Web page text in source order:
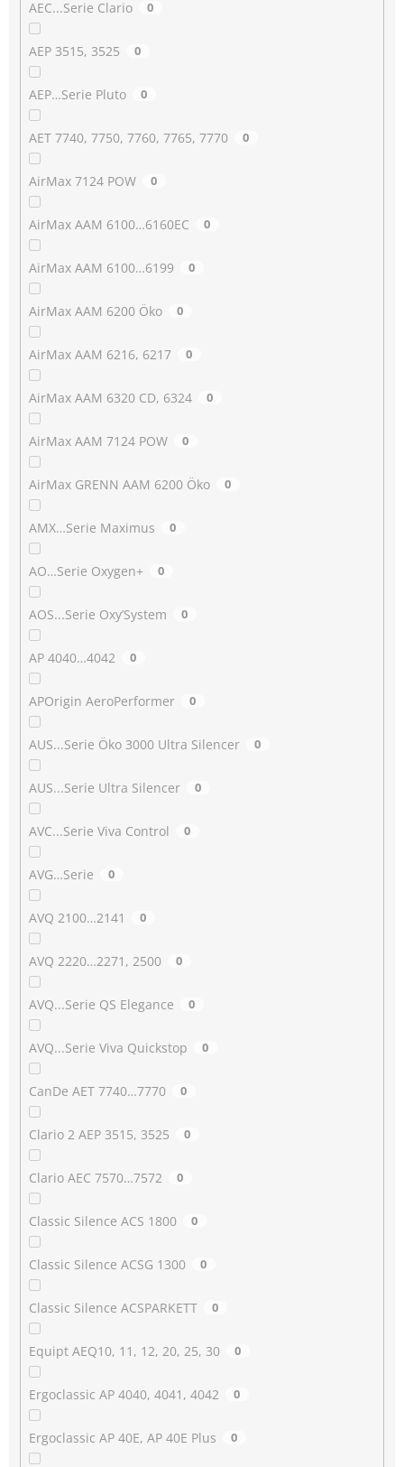
AEC...Serie Clario 0
AEP 3515, 3525 0
AEP…Serie Pluto 0
AET 7740, 7750, 7760, 7765, 7770 0
AirMax 7124 POW 0
AirMax AAM 6100…6160EC 0
AirMax AAM 6100…6199 0
AirMax AAM 6200 Öko 0
AirMax AAM 6216, 6217 0
AirMax AAM 6320 CD, 6324 0
AirMax AAM 7124 POW 0
AirMax GRENN AAM 6200 Öko 0
AMX…Serie Maximus 0
AO…Serie Oxygen+ 0
AOS...Serie Oxy’System 0
AP 4040…4042 0
APOrigin AeroPerformer 0
AUS...Serie Öko 3000 Ultra Silencer 0
AUS...Serie Ultra Silencer 0
AVC...Serie Viva Control 0
AVG…Serie 0
AVQ 2100…2141 0
AVQ 2220…2271, 2500 0
AVQ...Serie QS Elegance 0
AVQ...Serie Viva Quickstop 0
CanDe AET 7740…7770 0
Clario 2 AEP 3515, 3525 0
Clario AEC 7570…7572 0
Classic Silence ACS 1800 0
Classic Silence ACSG 1300 0
Classic Silence ACSPARKETT 0
Equipt AEQ10, 11, 12, 20, 25, 30 0
Ergoclassic AP 4040, 4041, 4042 0
Ergoclassic AP 40E, AP 40E Plus 0